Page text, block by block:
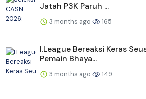
Jatah P3K Paruh ...
3 months ago 165
I.League Bereaksi Keras
Pemain Bhaya...
3 months ago 149